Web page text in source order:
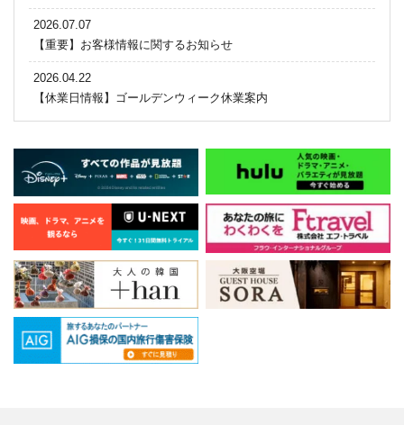
2026.07.07
【重要】お客様情報に関するお知らせ
2026.04.22
【休業日情報】ゴールデンウィーク休業案内